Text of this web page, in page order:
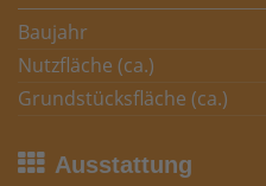
Baujahr
Nutzfläche (ca.)
Grundstücksfläche (ca.)
Ausstattung